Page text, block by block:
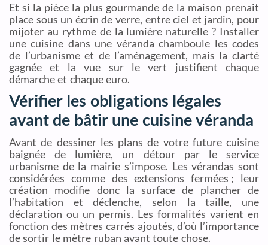
Et si la pièce la plus gourmande de la maison prenait
place sous un écrin de verre, entre ciel et jardin, pour
mijoter au rythme de la lumière naturelle ? Installer
une cuisine dans une véranda chamboule les codes
de l’urbanisme et de l’aménagement, mais la clarté
gagnée et la vue sur le vert justifient chaque
démarche et chaque euro.
Vérifier les obligations légales
avant de bâtir une cuisine véranda
Avant de dessiner les plans de votre future cuisine
baignée de lumière, un détour par le service
urbanisme de la mairie s’impose. Les vérandas sont
considérées comme des extensions fermées ; leur
création modifie donc la surface de plancher de
l’habitation et déclenche, selon la taille, une
déclaration ou un permis. Les formalités varient en
fonction des mètres carrés ajoutés, d’où l’importance
de sortir le mètre ruban avant toute chose.